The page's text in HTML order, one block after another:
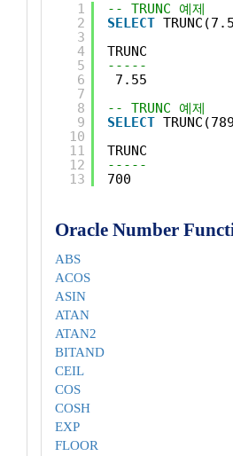
1
2
3
4
5
6
7
8
9
10
11
12
13
-- TRUNC 예제
SELECT
TRUNC
-----
7.55
-- TRUNC 예제
SELECT
TRUNC
-----
700
Oracle Number
ABS
ACOS
ASIN
ATAN
ATAN2
BITAND
CEIL
COS
COSH
EXP
FLOOR